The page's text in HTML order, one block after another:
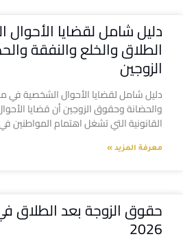
دليل شامل لقضايا
الطلاق والخلع والنفقة
الزوجين
دليل شامل لقضايا الأحوال الشخصية في
والحضانة وحقوق الزوجين أن قضايا
القانونية التي تشغل اهتمام المواطنين
معرفة المزيد »
حقوق الزوجة بعد الطلاق
2026